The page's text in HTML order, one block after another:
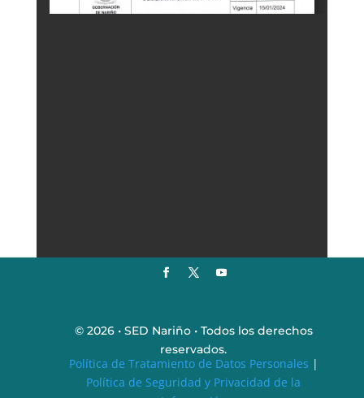
© 2026 • SED Nariño • Todos los derechos
reservados.
Política de Tratamiento de Datos Personales |
Política de Seguridad y Privacidad de la